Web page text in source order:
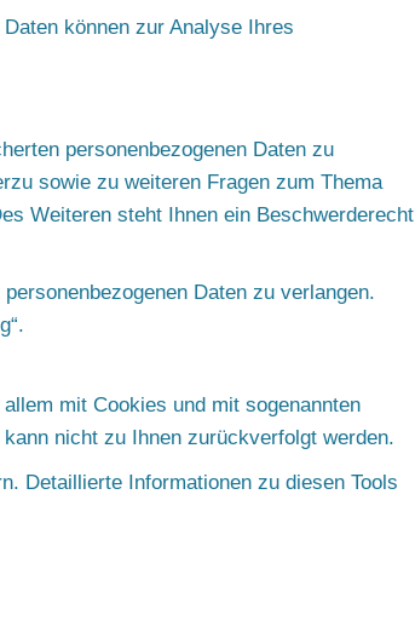
können zur Analyse Ihres
personenbezogenen Daten zu
sowie zu weiteren Fragen zum Thema
Weiteren steht Ihnen ein Beschwerderecht
Daten zu verlangen.
mit Cookies und mit sogenannten
nicht zu Ihnen zurückverfolgt werden.
Detaillierte Informationen zu diesen Tools